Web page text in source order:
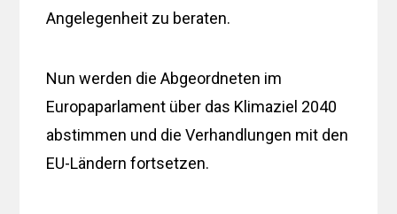
Angelegenheit zu beraten.
Nun werden die Abgeordneten im
Europaparlament über das Klimaziel 2040
abstimmen und die Verhandlungen mit den
EU-Ländern fortsetzen.